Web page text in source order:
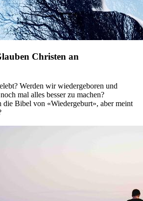
Christen an
Werden wir wiedergeboren und
mal alles besser zu machen?
die Bibel von «Wiedergeburt», aber meint